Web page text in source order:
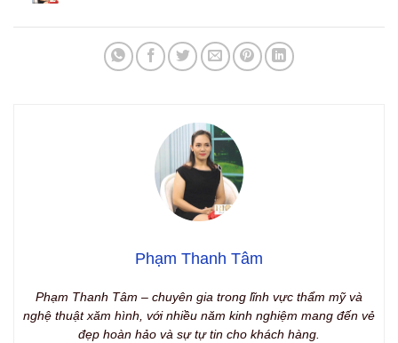
Phạm Thanh Tâm
Phạm Thanh Tâm – chuyên gia trong lĩnh vực thẩm mỹ và
nghệ thuật xăm hình, với nhiều năm kinh nghiệm mang đến vẻ
đẹp hoàn hảo và sự tự tin cho khách hàng.